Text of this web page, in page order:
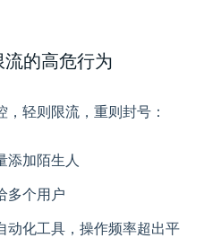
的高危行为
轻则限流，重则封号：
添加陌生人
多个用户
动化工具，操作频率超出平